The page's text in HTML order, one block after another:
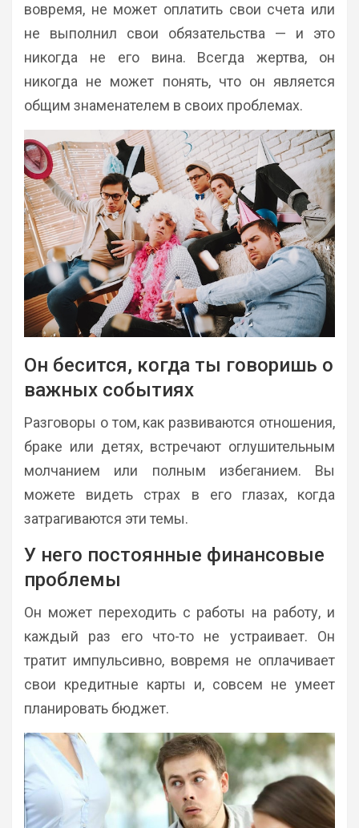
вовремя, не может оплатить свои счета или
не выполнил свои обязательства — и это
никогда не его вина. Всегда жертва, он
никогда не может понять, что он является
общим знаменателем в своих проблемах.
Он бесится, когда ты говоришь о
важных событиях
Разговоры о том, как развиваются отношения,
браке или детях, встречают оглушительным
молчанием или полным избеганием. Вы
можете видеть страх в его глазах, когда
затрагиваются эти темы.
У него постоянные финансовые
проблемы
Он может переходить с работы на работу, и
каждый раз его что-то не устраивает. Он
тратит импульсивно, вовремя не оплачивает
свои кредитные карты и, совсем не умеет
планировать бюджет.